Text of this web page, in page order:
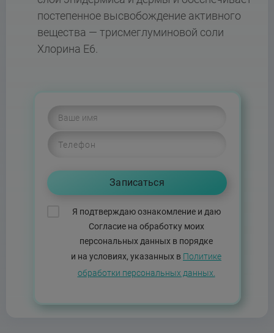
постепенное высвобождение активного
вещества — трисмеглуминовой соли
Хлорина Е6.
Я подтверждаю ознакомление и даю
Согласие на обработку моих
персональных данных в порядке
и на условиях, указанных в Политике
обработки персональных данных.